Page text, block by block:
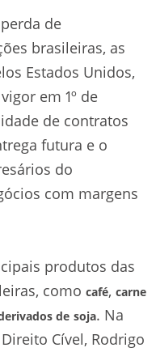
de
brasileiras, as
Estados Unidos,
em 1º de
de contratos
futura e o
do
com margens
produtos das
como café, carne
de soja. Na
Cível, Rodrigo